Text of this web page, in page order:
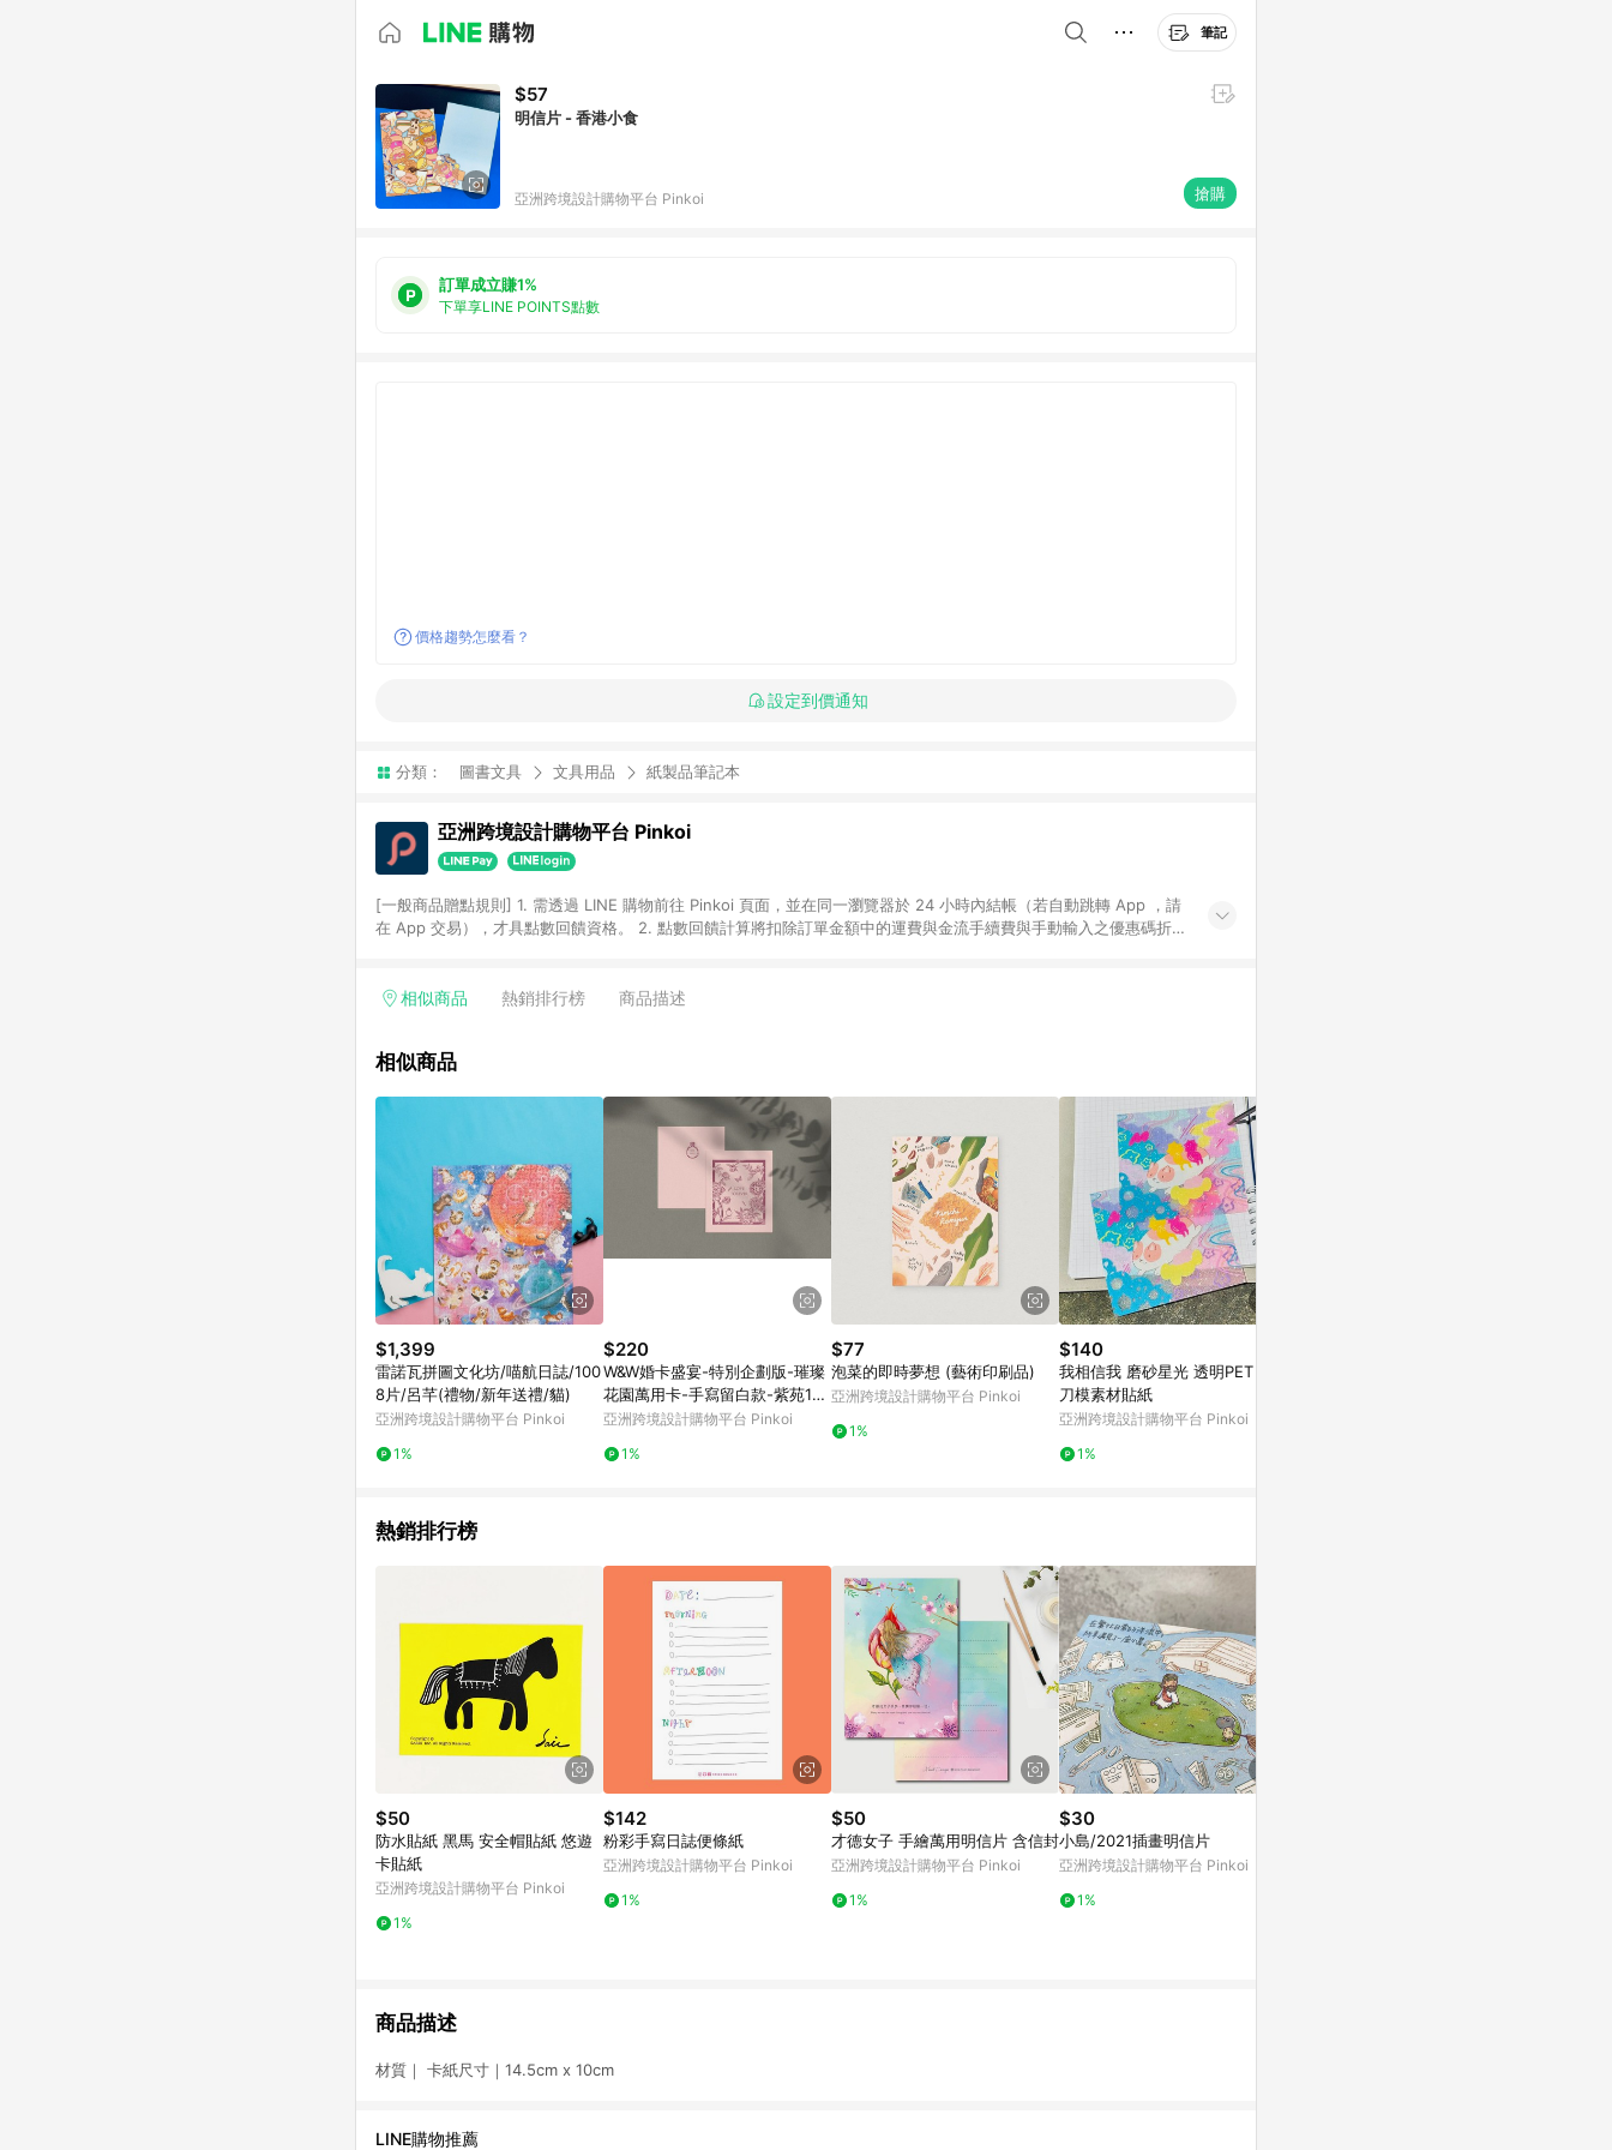
筆記
$57
明信片 - 香港小食
亞洲跨境設計購物平台 Pinkoi 搶購
訂單成立賺1%
下單享LINE POINTS點數
價格趨勢怎麼看？
設定到價通知
分類： 圖書文具 文具用品 紙製品筆記本
亞洲跨境設計購物平台 Pinkoi
[一般商品贈點規則] 1. 需透過 LINE 購物前往 Pinkoi 頁面，並在同一瀏覽器於 24 小時內結帳（若自動跳轉 App ，請
在 App 交易），才具點數回饋資格。 2. 點數回饋計算將扣除訂單金額中的運費與金流手續費與手動輸入之優惠碼折
格，部分退款不在此限。 6. APP 請更新至Android v4.6.0 / iOS v4.1.5 以上才具贈點資格。 7. 點數將於出貨後 45 天
使用規則請以點數紅包活動說明為準。 11. 若於 LINE 購物前往 Pinkoi 頁面後才首次下載 Pinkoi APP 並完成訂單，不
相似商品 熱銷排行榜 商品描述
相似商品
$1,399
雷諾瓦拼圖文化坊/喵航日誌/100
8片/呂芊(禮物/新年送禮/貓)
亞洲跨境設計購物平台 Pinkoi
1%
$220
W&W婚卡盛宴-特別企劃版-璀璨
花園萬用卡-手寫留白款-紫苑10
入
亞洲跨境設計購物平台 Pinkoi
1%
$77
泡菜的即時夢想 (藝術印刷品)
亞洲跨境設計購物平台 Pinkoi
1%
$140
我相信我 磨砂星光 透明PET 無
刀模素材貼紙
亞洲跨境設計購物平台 Pinkoi
1%
熱銷排行榜
$50
防水貼紙 黑馬 安全帽貼紙 悠遊
卡貼紙
亞洲跨境設計購物平台 Pinkoi
1%
$142
粉彩手寫日誌便條紙
亞洲跨境設計購物平台 Pinkoi
1%
$50
才德女子 手繪萬用明信片 含信封
亞洲跨境設計購物平台 Pinkoi
1%
$30
小島/2021插畫明信片
亞洲跨境設計購物平台 Pinkoi
1%
商品描述
材質｜ 卡紙尺寸｜14.5cm x 10cm
LINE購物推薦